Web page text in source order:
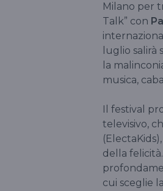
Milano per
Talk” con
luglio salirà
la
musica,
Il festival
televisivo,
della
cui sceglie